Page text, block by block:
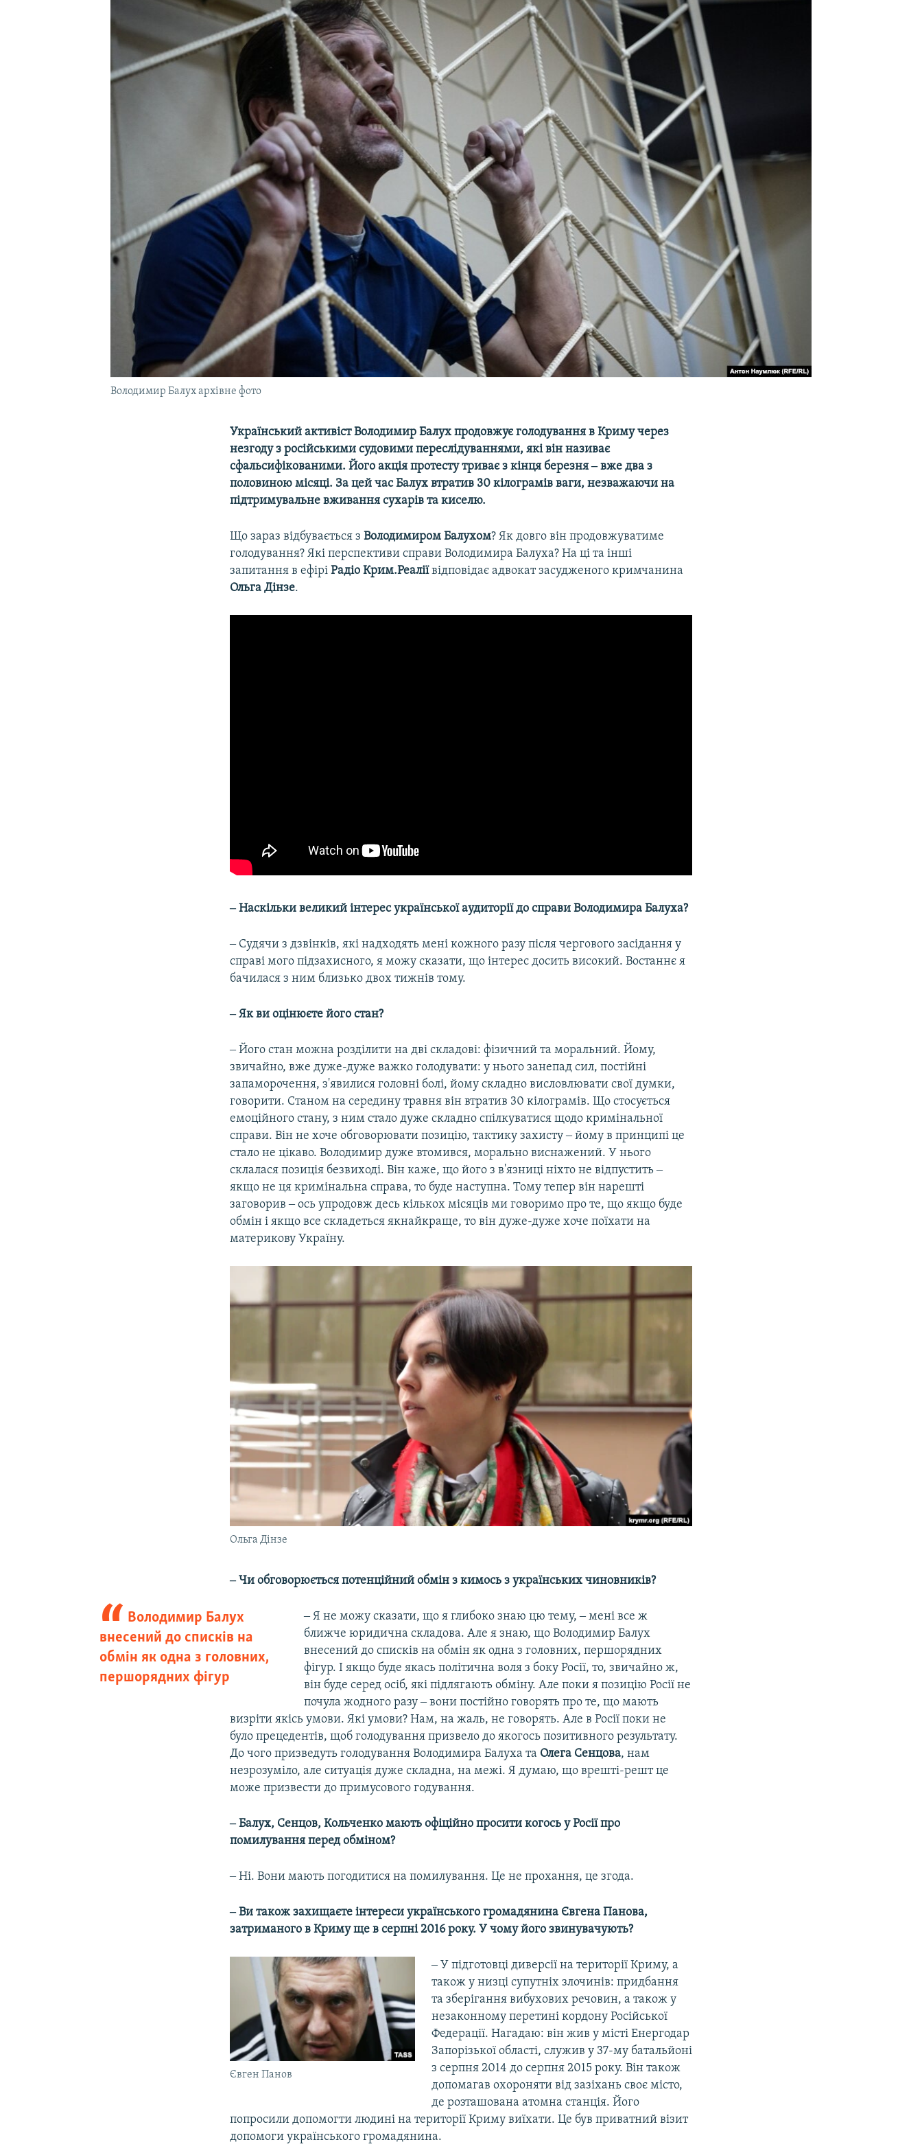
УКРАЇНСЬКА ПРОБЛЕМА КРИМУ
Володимир Балух архівне фото
Український активіст Володимир Балух продовжує голодування в Криму через
незгоду з російськими судовими переслідуваннями, які він називає
сфальсифікованими. Його акція протесту триває з кінця березня ‒ вже два з
половиною місяці. За цей час Балух втратив 30 кілограмів ваги, незважаючи на
підтримувальне вживання сухарів та киселю.
Що зараз відбувається зВолодимиром Балухом? Як довго він продовжуватиме
голодування? Які перспективи справи Володимира Балуха? На ці та інші
запитання в ефіріРадіо Крим.Реаліївідповідає адвокат засудженого кримчанина
Ольга Дінзе.
‒ Наскільки великий інтерес української аудиторії до справи Володимира Балуха?
‒ Судячи з дзвінків, які надходять мені кожного разу після чергового засідання у
справі мого підзахисного, я можу сказати, що інтерес досить високий. Востаннє я
бачилася з ним близько двох тижнів тому.
‒ Як ви оцінюєте його стан?
‒ Його стан можна розділити на дві складові: фізичний та моральний. Йому,
звичайно, вже дуже-дуже важко голодувати: у нього занепад сил, постійні
запаморочення, з'явилися головні болі, йому складно висловлювати свої думки,
говорити. Станом на середину травня він втратив 30 кілограмів. Що стосується
емоційного стану, з ним стало дуже складно спілкуватися щодо кримінальної
справи. Він не хоче обговорювати позицію, тактику захисту ‒ йому в принципі це
стало не цікаво. Володимир дуже втомився, морально виснажений. У нього
склалася позиція безвиході. Він каже, що його з в'язниці ніхто не відпустить ‒
якщо не ця кримінальна справа, то буде наступна. Тому тепер він нарешті
заговорив ‒ ось упродовж десь кількох місяців ми говоримо про те, що якщо буде
обмін і якщо все складеться якнайкраще, то він дуже-дуже хоче поїхати на
материкову Україну.
Ольга Дінзе
‒ Чи обговорюється потенційний обмін з кимось з українських чиновників?
Володимир Балух
внесений до списків на
обмін як одна з головних,
першорядних фігур
‒ Я не можу сказати, що я глибоко знаю цю тему, ‒ мені все ж
ближче юридична складова. Але я знаю, що Володимир Балух
внесений до списків на обмін як одна з головних, першорядних
фігур. І якщо буде якась політична воля з боку Росії, то, звичайно ж,
він буде серед осіб, які підлягають обміну. Але поки я позицію Росії не
почула жодного разу ‒ вони постійно говорять про те, що мають
визріти якісь умови. Які умови? Нам, на жаль, не говорять. Але в Росії поки не
було прецедентів, щоб голодування призвело до якогось позитивного результату.
До чого призведуть голодування Володимира Балуха та Олега Сенцова, нам
незрозуміло, але ситуація дуже складна, на межі. Я думаю, що врешті-решт це
може призвести до примусового годування.
‒ Балух, Сенцов, Кольченко мають офіційно просити когось у Росії про
помилування перед обміном?
‒ Ні. Вони мають погодитися на помилування. Це не прохання, це згода.
‒ Ви також захищаєте інтереси українського громадянина Євгена Панова,
затриманого в Криму ще в серпні 2016 року. У чому його звинувачують?
Євген Панов
‒ У підготовці диверсії на території Криму, а
також у низці супутніх злочинів: придбання
та зберігання вибухових речовин, а також у
незаконному перетині кордону Російської
Федерації. Нагадаю: він жив у місті Енергодар
Запорізької області, служив у 37-му батальйоні
з серпня 2014 до серпня 2015 року. Він також
допомагав охороняти від зазіхань своє місто,
де розташована атомна станція. Його
попросили допомогти людині на території Криму виїхати. Це був приватний візит
допомоги українського громадянина.